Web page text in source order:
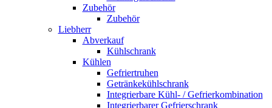
Zubehör
Zubehör
Liebherr
Abverkauf
Kühlschrank
Kühlen
Gefriertruhen
Getränkekühlschrank
Integrierbare Kühl- / Gefrierkombination
Integrierbarer Gefrierschrank